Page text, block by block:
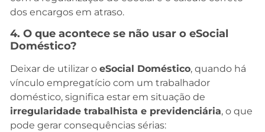
dos encargos em atraso.
4. O que acontece se não usar o eSocial
Doméstico?
Deixar de utilizar o eSocial Doméstico, quando há
vínculo empregatício com um trabalhador
doméstico, significa estar em situação de
irregularidade trabalhista e previdenciária, o que
pode gerar consequências sérias: